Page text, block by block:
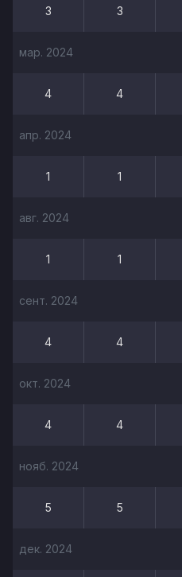
3 3
мар. 2024
4 4
апр. 2024
1 1
авг. 2024
1 1
сент. 2024
4 4
окт. 2024
4 4
нояб. 2024
5 5
дек. 2024